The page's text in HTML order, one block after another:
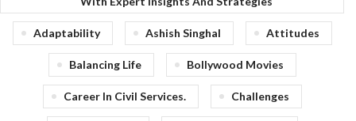
Adaptability Ashish Singhal Attitudes
Balancing Life Bollywood Movies
Career In Civil Services. Challenges